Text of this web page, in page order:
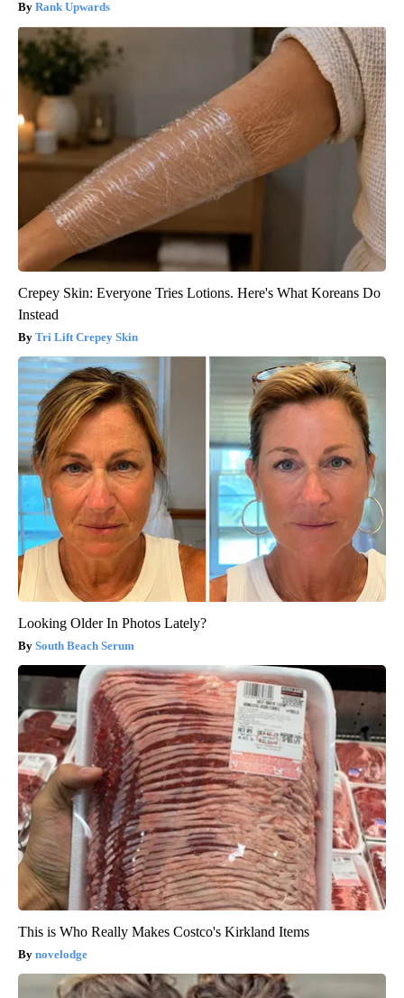
Rank Upwards
Crepey Skin: Everyone Tries Lotions. Here's What Koreans Do
Instead
Tri Lift Crepey Skin
Looking Older In Photos Lately?
South Beach Serum
This is Who Really Makes Costco's Kirkland Items
novelodge